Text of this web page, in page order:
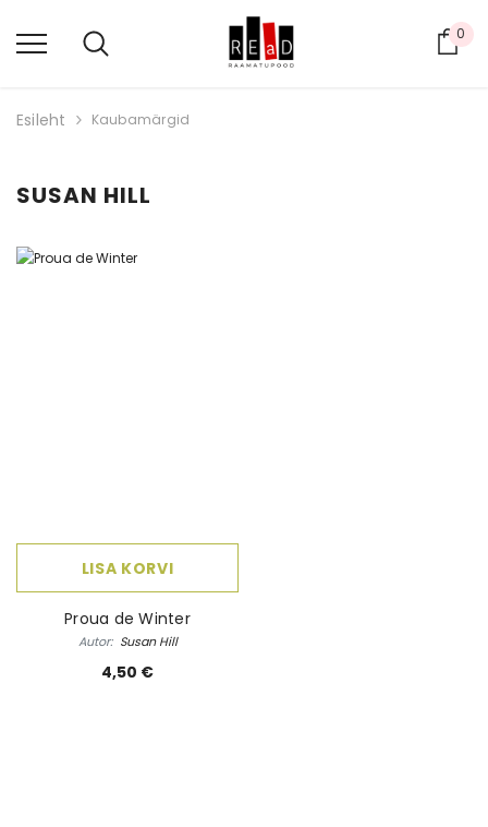
0
Esileht Kaubamärgid
SUSAN HILL
LISA KORVI
Proua de Winter
Autor: Susan Hill
4,50 €
Autor: Joan Collins